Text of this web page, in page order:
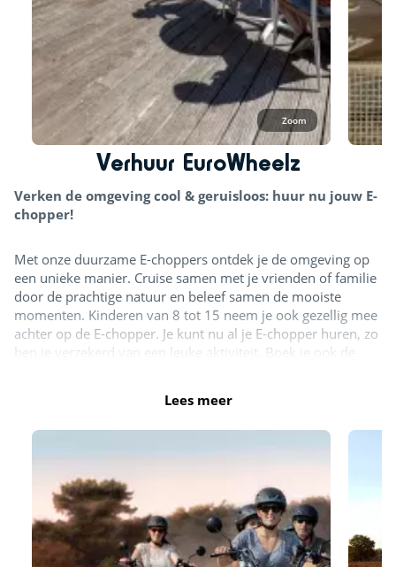
Zoom
Verhuur EuroWheelz
Verken de omgeving cool & geruisloos: huur nu jouw E-
chopper!
Met onze duurzame E-choppers ontdek je de omgeving op
een unieke manier. Cruise samen met je vrienden of familie
door de prachtige natuur en beleef samen de mooiste
momenten. Kinderen van 8 tot 15 neem je ook gezellig mee
achter op de E-chopper. Je kunt nu al je E-chopper huren, zo
ben je verzekerd van een leuke aktiviteit. Boek je ook de
of veranderde plannen. Ook heb je met onze glimlach
garantie geen eigen risico op per ongeluk opgelopen schade.
Boek nu direct:https://eurowheelz.eu/nl/locatie/siblu-
camping-meerwijck/
Fietsverhuur
Lees meer